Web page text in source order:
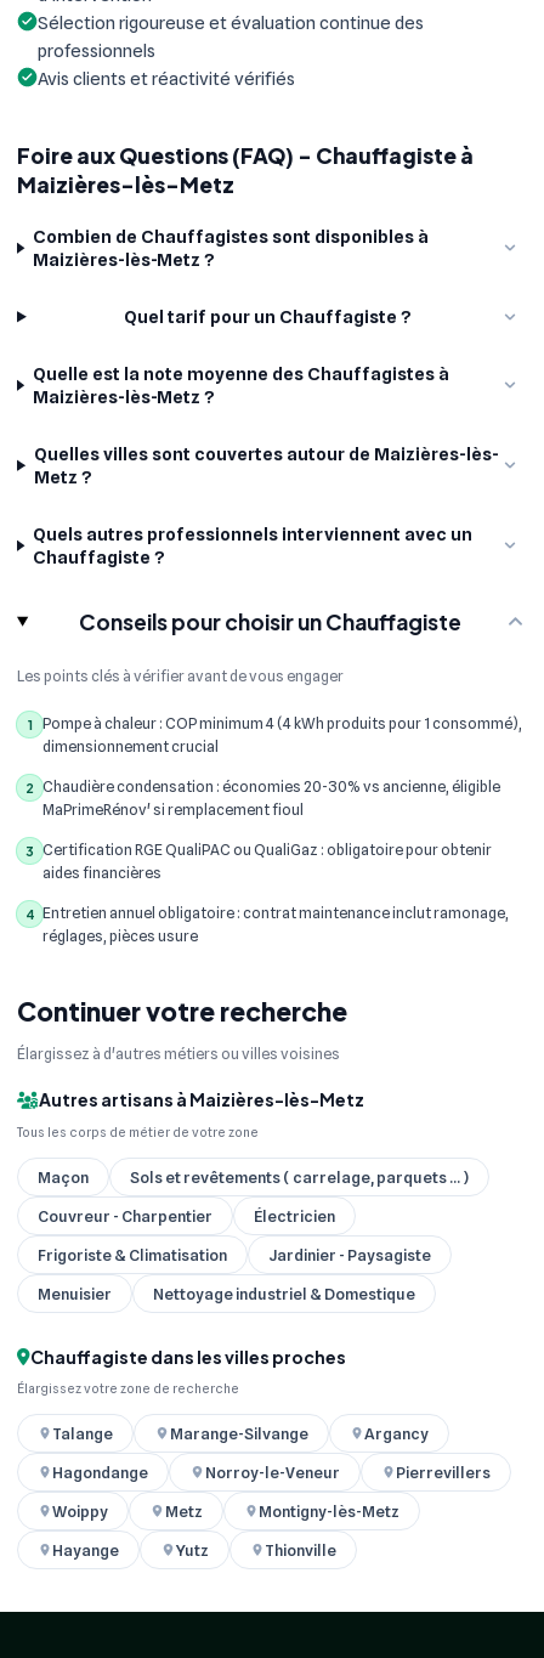
Sélection rigoureuse et évaluation continue des
professionnels
Avis clients et réactivité vérifiés
Foire aux Questions (FAQ) - Chauffagiste à
Maizières-lès-Metz
Combien de Chauffagistes sont disponibles à
Maizières-lès-Metz ?
Quel tarif pour un Chauffagiste ?
Quelle est la note moyenne des Chauffagistes à
Maizières-lès-Metz ?
Quelles villes sont couvertes autour de Maizières-lès-
Metz ?
Quels autres professionnels interviennent avec un
Chauffagiste ?
Conseils pour choisir un Chauffagiste
Les points clés à vérifier avant de vous engager
1
Pompe à chaleur : COP minimum 4 (4 kWh produits pour 1 consommé),
dimensionnement crucial
2
Chaudière condensation : économies 20-30% vs ancienne, éligible
MaPrimeRénov' si remplacement fioul
3
Certification RGE QualiPAC ou QualiGaz : obligatoire pour obtenir
aides financières
4 Entretien annuel obligatoire : contrat maintenance inclut ramonage,
réglages, pièces usure
Continuer votre recherche
Élargissez à d'autres métiers ou villes voisines
Autres artisans à Maizières-lès-Metz
Tous les corps de métier de votre zone
Maçon
Sols et revêtements ( carrelage, parquets ... )
Couvreur - Charpentier
Électricien
Frigoriste & Climatisation
Jardinier - Paysagiste
Menuisier
Nettoyage industriel & Domestique
Chauffagiste dans les villes proches
Élargissez votre zone de recherche
Talange Marange-Silvange
Argancy
Hagondange
Norroy-le-Veneur
Pierrevillers
Woippy
Metz
Montigny-lès-Metz
Hayange
Yutz Thionville